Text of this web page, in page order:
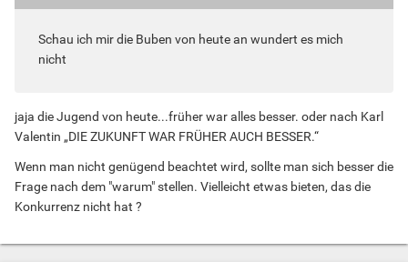
Schau ich mir die Buben von heute an wundert es mich
nicht
jaja die Jugend von heute...früher war alles besser. oder nach Karl
Valentin „DIE ZUKUNFT WAR FRÜHER AUCH BESSER.“
Wenn man nicht genügend beachtet wird, sollte man sich besser die
Frage nach dem "warum" stellen. Vielleicht etwas bieten, das die
Konkurrenz nicht hat ?